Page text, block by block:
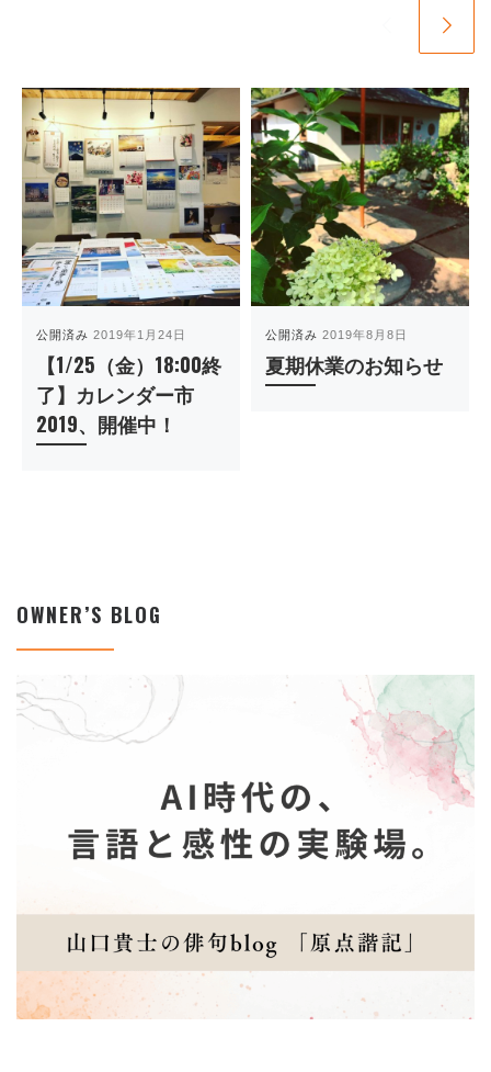
公開済み2019年1月24日
【1/25（金）18:00終
了】カレンダー市
2019、開催中！
公開済み2019年8月8日
夏期休業のお知らせ
OWNER’S BLOG